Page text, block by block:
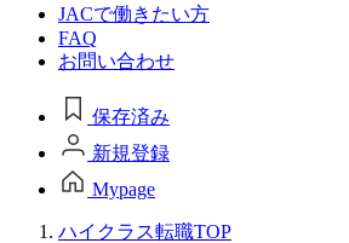
JACで働きたい方
FAQ
お問い合わせ
保存済み
新規登録
Mypage
ハイクラス転職TOP